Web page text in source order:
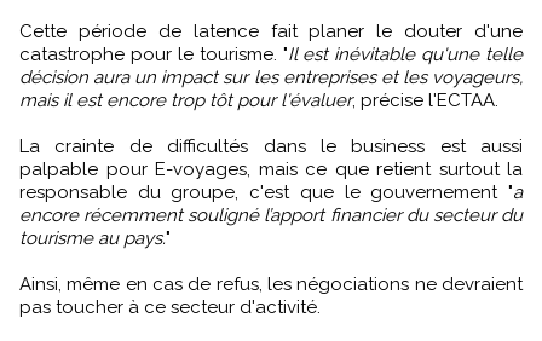
Cette période de latence fait planer le douter d'une
catastrophe pour le tourisme. "Il est inévitable qu'une telle
décision aura un impact sur les entreprises et les voyageurs,
mais il est encore trop tôt pour l'évaluer, précise l'ECTAA.
La crainte de difficultés dans le business est aussi
palpable pour E-voyages, mais ce que retient surtout la
responsable du groupe, c'est que le gouvernement "a
encore récemment souligné l’apport financier du secteur du
tourisme au pays."
Ainsi, même en cas de refus, les négociations ne devraient
pas toucher à ce secteur d'activité.